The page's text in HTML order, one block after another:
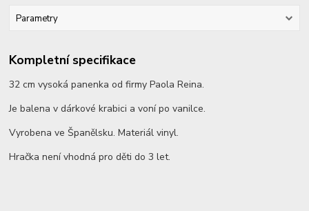
Parametry
Kompletní specifikace
32 cm vysoká panenka od firmy Paola Reina.
Je balena v dárkové krabici a voní po vanilce.
Vyrobena ve Španělsku. Materiál vinyl.
Hračka není vhodná pro děti do 3 let.